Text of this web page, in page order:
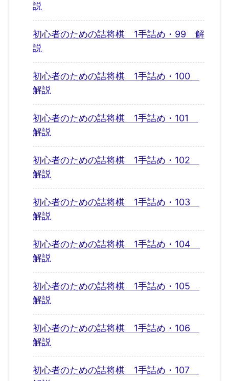
説
初心者のための詰将棋 1手詰め・99 解
説
初心者のための詰将棋 1手詰め・100
解説
初心者のための詰将棋 1手詰め・101
解説
初心者のための詰将棋 1手詰め・102
解説
初心者のための詰将棋 1手詰め・103
解説
初心者のための詰将棋 1手詰め・104
解説
初心者のための詰将棋 1手詰め・105
解説
初心者のための詰将棋 1手詰め・106
解説
初心者のための詰将棋 1手詰め・107